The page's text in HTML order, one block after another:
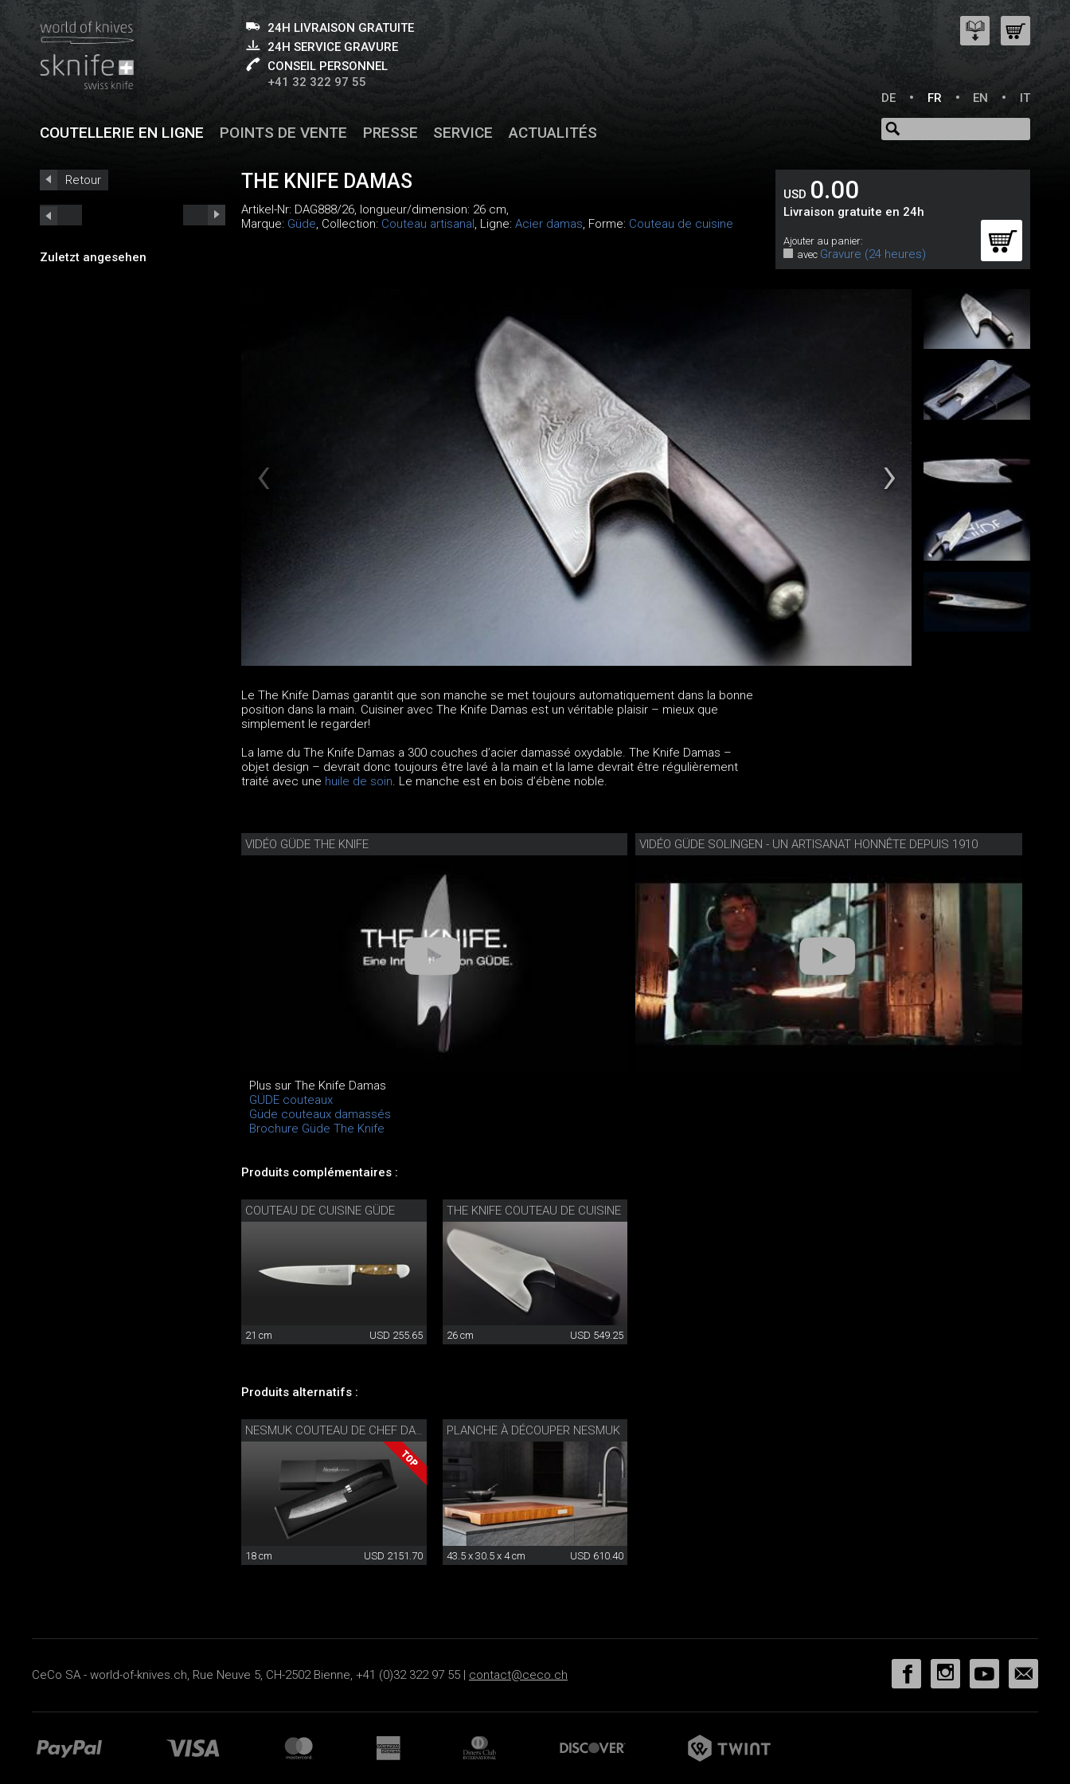
24H LIVRAISON GRATUITE
24H SERVICE GRAVURE
CONSEIL PERSONNEL
+41 32 322 97 55
DE
FR EN IT
COUTELLERIE EN LIGNE POINTS DE VENTE PRESSE SERVICE ACTUALITÉS
Retour
Zuletzt angesehen
THE KNIFE DAMAS
Artikel-Nr: DAG888/26, longueur/dimension: 26 cm,
Marque: Güde, Collection: Couteau artisanal, Ligne: Acier damas, Forme: Couteau de cuisine
USD 0.00
Livraison gratuite en 24h
Ajouter au panier:
avec Gravure (24 heures)
Le The Knife Damas garantit que son manche se met toujours automatiquement dans la bonne
position dans la main. Cuisiner avec The Knife Damas est un véritable plaisir – mieux que
simplement le regarder!
La lame du The Knife Damas a 300 couches d’acier damassé oxydable. The Knife Damas –
objet design – devrait donc toujours être lavé à la main et la lame devrait être régulièrement
traité avec une huile de soin. Le manche est en bois d’ébène noble.
VIDÉO GÜDE THE KNIFE VIDÉO GÜDE SOLINGEN - UN ARTISANAT HONNÊTE DEPUIS 1910
Plus sur The Knife Damas
GÜDE couteaux
Güde couteaux damassés
Brochure Güde The Knife
Produits complémentaires :
COUTEAU DE CUISINE GÜDE
21 cm USD 255.65
THE KNIFE COUTEAU DE CUISINE
26 cm USD 549.25
Produits alternatifs :
NESMUK COUTEAU DE CHEF DAMAS ENTIER
18 cm USD 2151.70
PLANCHE À DÉCOUPER NESMUK
43.5 x 30.5 x 4 cm USD 610.40
CeCo SA - world-of-knives.ch, Rue Neuve 5, CH-2502 Bienne, +41 (0)32 322 97 55 | contact@ceco.ch